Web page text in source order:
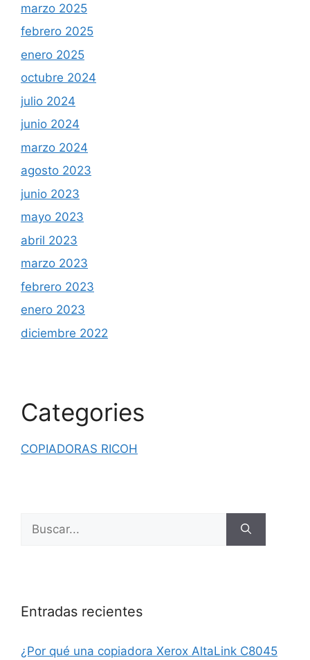
marzo 2025
febrero 2025
enero 2025
octubre 2024
julio 2024
junio 2024
marzo 2024
agosto 2023
junio 2023
mayo 2023
abril 2023
marzo 2023
febrero 2023
enero 2023
diciembre 2022
Categories
COPIADORAS RICOH
Entradas recientes
¿Por qué una copiadora Xerox AltaLink C8045